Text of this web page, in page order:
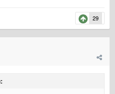
29